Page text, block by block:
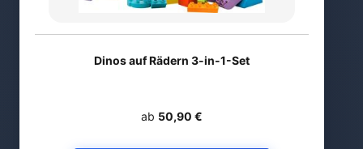
Dinos auf Rädern 3-in-1-Set
ab 50,90 €